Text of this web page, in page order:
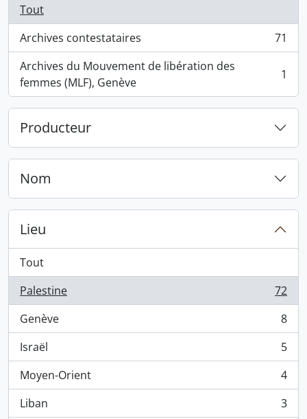
Tout
Archives contestataires
, 71 résultats
71
Archives du Mouvement de libération des
femmes (MLF), Genève
, 1 résultats 1
Producteur
Nom
Lieu
Tout
Palestine
, 72 résultats
72
Genève
, 8 résultats
8
Israël
, 5 résultats
5
Moyen-Orient
, 4 résultats
4
Liban
, 3 résultats
3